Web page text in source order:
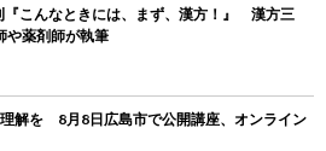
『こんなときには、まず、漢方！』 漢方三
や薬剤師が執筆
解を 8月8日広島市で公開講座、オンライン